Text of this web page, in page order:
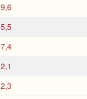
9,6
5,5
7,4
2,1
2,3